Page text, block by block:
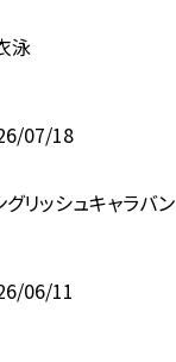
泳
07/18
グリッシュキャラバン
06/11